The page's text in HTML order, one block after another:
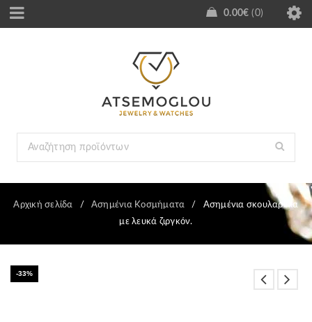
0.00€ 0
Αρχική σελίδα / Ασημένια Κοσμήματα /
Ασημένια σκουλαρίκια
με λευκά ζιργκόν.
-33%